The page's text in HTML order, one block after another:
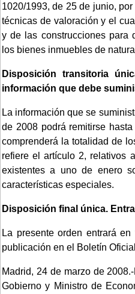
1020/1993, de 25 de junio,
técnicas de valoración y el
y de las construcciones para
los bienes inmuebles de
Disposición transitoria
información que debe
La información que se
de 2008 podrá remitirse
comprenderá la totalidad de
refiere el artículo 2, relativos
existentes a uno de enero
características especiales.
Disposición final única.
La presente orden entrará
publicación en el Boletín
Madrid, 24 de marzo de
Gobierno y Ministro de